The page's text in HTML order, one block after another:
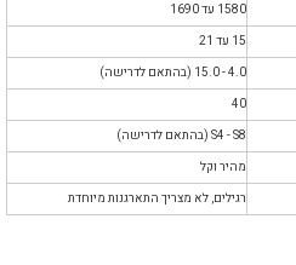
1580 עד 1690
15 עד 21
4.0 - 15.0 (בהתאם לדרישה)
40
S4 - S8 (בהתאם לדרישה)
מהיר וקל
רגילים, לא מצריך התארגנות מיוחדת